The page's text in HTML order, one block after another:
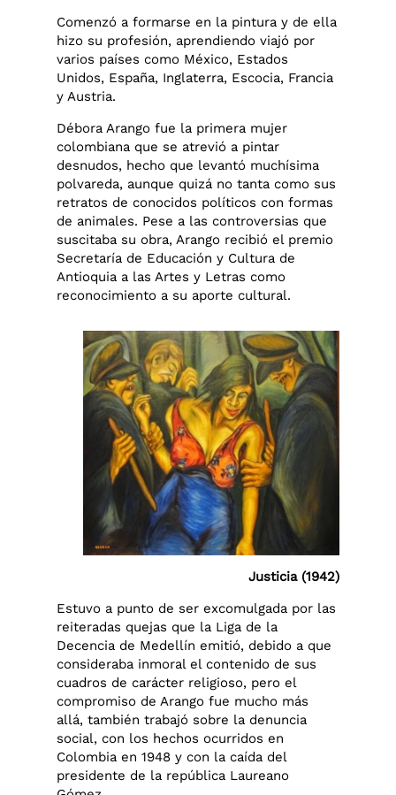
Comenzó a formarse en la pintura y de ella
hizo su profesión, aprendiendo viajó por
varios países como México, Estados
Unidos, España, Inglaterra, Escocia, Francia
y Austria.
Débora Arango fue la primera mujer
colombiana que se atrevió a pintar
desnudos, hecho que levantó muchísima
polvareda, aunque quizá no tanta como sus
retratos de conocidos políticos con formas
de animales. Pese a las controversias que
suscitaba su obra, Arango recibió el premio
Secretaría de Educación y Cultura de
Antioquia a las Artes y Letras como
reconocimiento a su aporte cultural.
Justicia (1942)
Estuvo a punto de ser excomulgada por las
reiteradas quejas que la Liga de la
Decencia de Medellín emitió, debido a que
consideraba inmoral el contenido de sus
cuadros de carácter religioso, pero el
compromiso de Arango fue mucho más
allá, también trabajó sobre la denuncia
social, con los hechos ocurridos en
Colombia en 1948 y con la caída del
presidente de la república Laureano